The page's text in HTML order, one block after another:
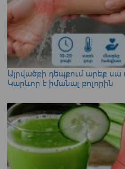
Այրվածքի դեպքում արեք սա
Կարևոր է իմանալ բոլորին